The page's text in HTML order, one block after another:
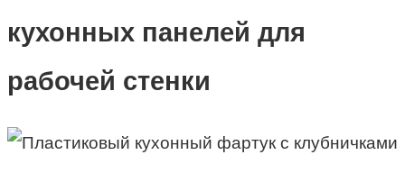
кухонных панелей для
рабочей стенки